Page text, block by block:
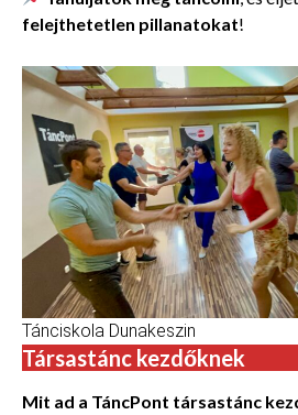
felejthetetlen pillanatokat!
Tánciskola Dunakeszin
Társastánc kezdőknek
Mit ad a TáncPont társastánc